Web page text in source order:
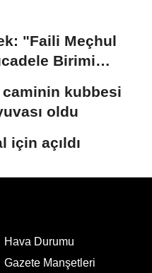
"Faili Meçhul
Birimi
kubbesi
oldu
için açıldı
Hava Durumu
Gazete Manşetleri